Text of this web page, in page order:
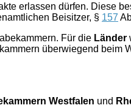
erlassen dürfen. Diese
Beisitzer, § 157
Für die Länder
überwiegend beim
Westfalen und